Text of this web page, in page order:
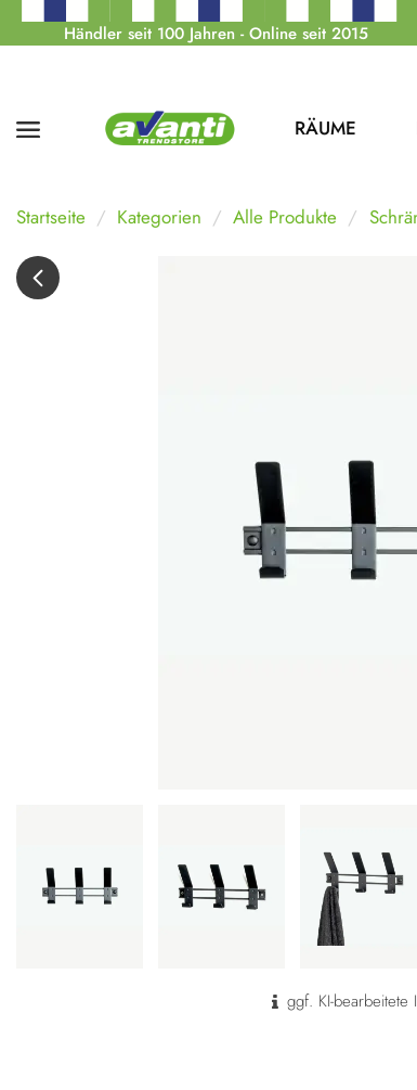
Händler seit 100 Jahren - Online seit 2015
RÄUME
Startseite Kategorien Alle Produkte
ggf. KI-bearbeitete